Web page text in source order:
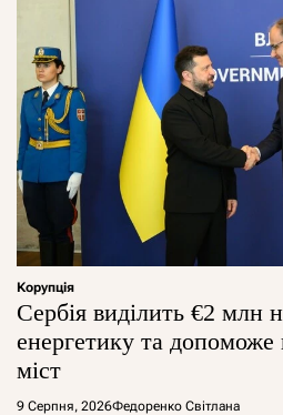
Корупція
Сербія виділить €2 млн
енергетику та допоможе
міст
9 Серпня, 2026Федоренко Світлана